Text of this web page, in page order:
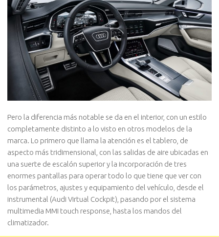
Pero la diferencia más notable se da en el interior, con un estilo
completamente distinto a lo visto en otros modelos de la
marca. Lo primero que llama la atención es el tablero, de
aspecto más tridimensional, con las salidas de aire ubicadas en
una suerte de escalón superior y la incorporación de tres
enormes pantallas para operar todo lo que tiene que ver con
los parámetros, ajustes y equipamiento del vehículo, desde el
instrumental (Audi Virtual Cockpit), pasando por el sistema
multimedia MMI touch response, hasta los mandos del
climatizador.